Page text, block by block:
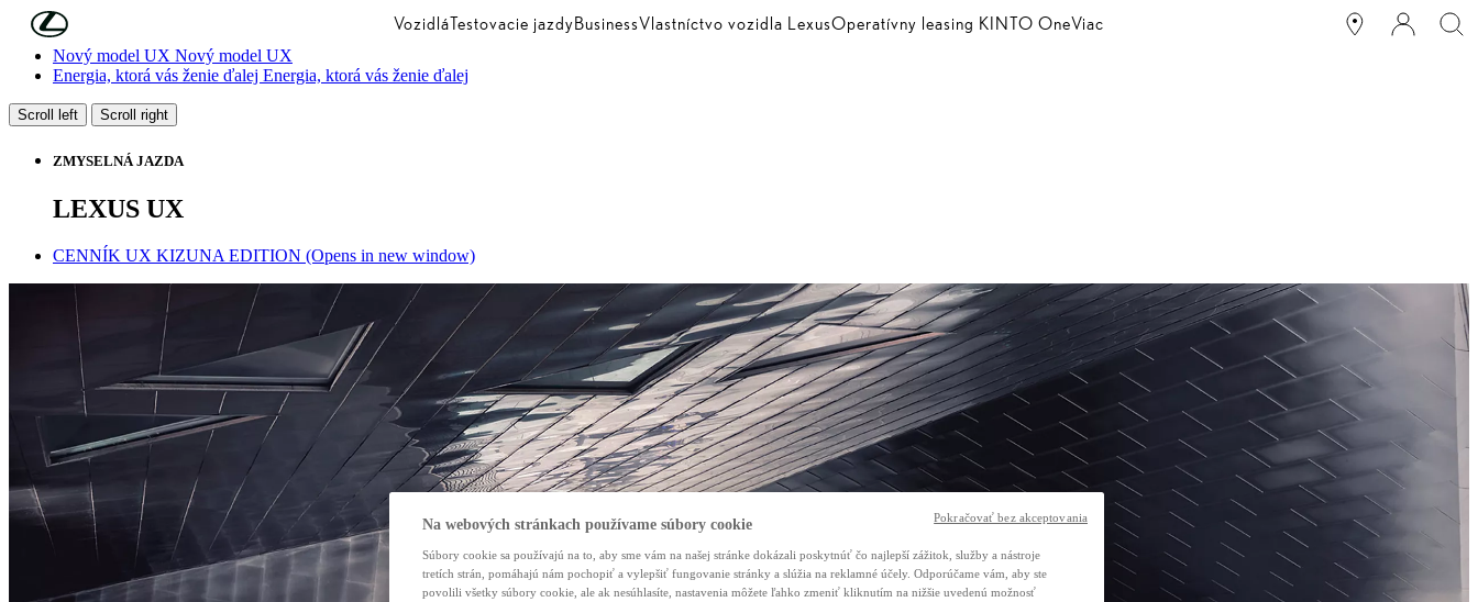
Skip to Main Content VozidláTestovacie jazdyBusinessVlastníctvo vozidla LexusOperatívny leasing KINTO OneViac
Nový model UX Nový model UX
Energia, ktorá vás ženie ďalej Energia, ktorá vás ženie ďalej
Scroll left Scroll right
ZMYSELNÁ JAZDA
LEXUS UX
CENNÍK UX KIZUNA EDITION (Opens in new window)
Na webových stránkach používame súbory cookie
Súbory cookie sa používajú na to, aby sme vám na našej stránke dokázali poskytnúť čo najlepší zážitok, služby a nástroje
tretích strán, pomáhajú nám pochopiť a vylepšiť fungovanie stránky a slúžia na reklamné účely. Odporúčame vám, aby ste
povolili všetky súbory cookie, ale ak nesúhlasíte, nastavenia môžete ľahko zmeniť kliknutím na nižšie uvedenú možnosť
Pokračovať bez akceptovania